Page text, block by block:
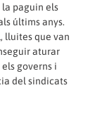
paguin els
últims anys.
lluites que van
aturar
governs i
del sindicats